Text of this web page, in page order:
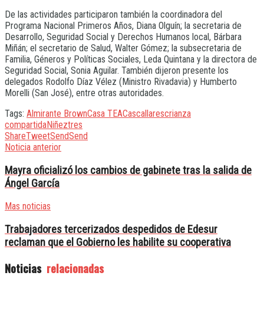
De las actividades participaron también la coordinadora del
Programa Nacional Primeros Años, Diana Olguín; la secretaria de
Desarrollo, Seguridad Social y Derechos Humanos local, Bárbara
Miñán; el secretario de Salud, Walter Gómez; la subsecretaria de
Familia, Géneros y Políticas Sociales, Leda Quintana y la directora de
Seguridad Social, Sonia Aguilar. También dijeron presente los
delegados Rodolfo Díaz Vélez (Ministro Rivadavia) y Humberto
Morelli (San José), entre otras autoridades.
Tags: Almirante BrownCasa TEACascallarescrianza
compartidaNiñeztres
ShareTweetSendSend
Noticia anterior
Mayra oficializó los cambios de gabinete tras la salida de
Ángel García
Mas noticias
Trabajadores tercerizados despedidos de Edesur
reclaman que el Gobierno les habilite su cooperativa
Noticias relacionadas